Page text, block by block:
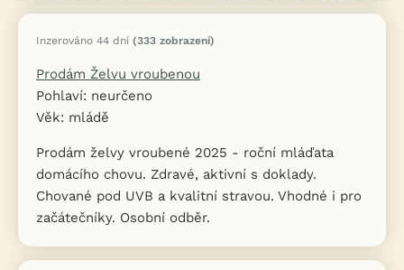
Inzerováno 44 dní (333 zobrazení)
Prodám Želvu vroubenou
Pohlaví: neurčeno
Věk: mládě
Prodám želvy vroubené 2025 - roční mláďata
domácího chovu. Zdravé, aktivní s doklady.
Chované pod UVB a kvalitní stravou. Vhodné i pro
začátečníky. Osobní odběr.